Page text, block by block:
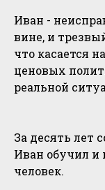
Иван -
вине, и
что касается
ценовых
реальной
За десять лет
Иван обучил и
человек.